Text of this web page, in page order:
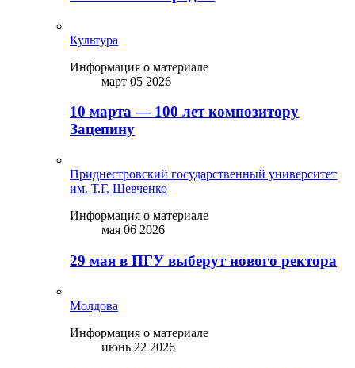
Культура
Информация о материале
март 05 2026
10 марта — 100 лет композитору
Зацепину
Приднестровский государственный университет
им. Т.Г. Шевченко
Информация о материале
мая 06 2026
29 мая в ПГУ выберут нового ректора
Молдова
Информация о материале
июнь 22 2026